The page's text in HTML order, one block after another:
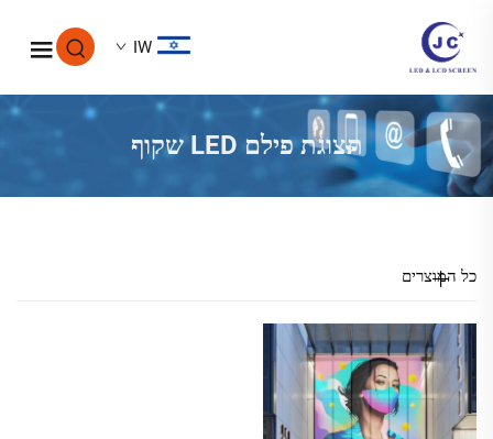
IW
תצוגת פילם LED שקוף
כל המוצרים